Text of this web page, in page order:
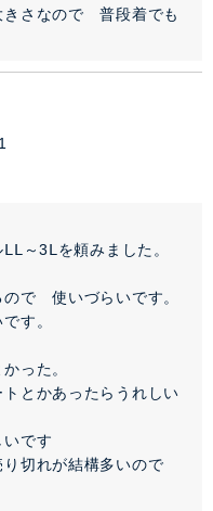
さなので　普段着でも
～3Ⅼを頼みました。
で　使いづらいです。
す。
った。
とかあったらうれしい
です
切れが結構多いので